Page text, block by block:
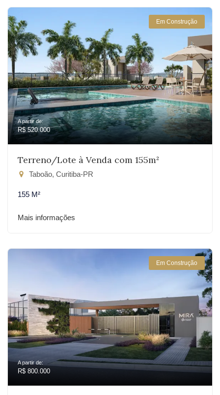
Em Construção
A partir de:
R$ 520.000
Terreno/Lote à Venda com 155m²
Taboão, Curitiba-PR
155 M²
Mais informações
Em Construção
A partir de:
R$ 800.000